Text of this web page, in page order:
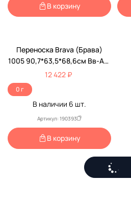
В корзину
Переноска Brava (Брава)
1005 90,7*63,5*68,6см Вв-А2-
921 /3/
12 422 ₽
0 г
В наличии 6 шт.
Артикул: 190393
В корзину